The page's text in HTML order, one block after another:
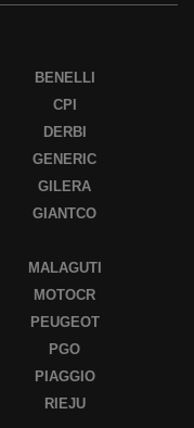
BENELLI
CPI
DERBI
GENERIC
GILERA
GIANTCO
MALAGUTI
MOTOCR
PEUGEOT
PGO
PIAGGIO
RIEJU